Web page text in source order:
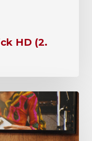
HD (2.